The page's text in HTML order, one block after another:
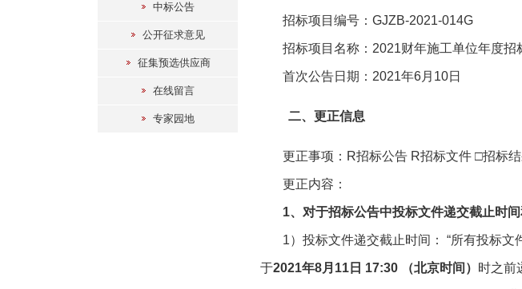
中标公告
公开征求意见
征集预选供应商
在线留言
专家园地
招标项目编号：GJZB-2021-014G
招标项目名称：2021财年施工单位年度招
首次公告日期：2021年6月10日
二、更正信息
更正事项：R招标公告 R招标文件 □招标
更正内容：
1、 对于招标公告中投标文件递交截止时间
1）投标文件递交截止时间： “所有投标
于2021年8月 11 日 17:30 （北京时间） 时之前